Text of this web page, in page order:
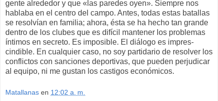
gente alrededor y que «las paredes oyen». Siempre nos
hablaba en el centro del campo. Antes, todas estas batallas
se resolvían en familia; ahora, ésta se ha hecho tan grande
dentro de los clubes que es difícil mantener los problemas
íntimos en secreto. Es imposible. El diálogo es impres-
cindible. En cualquier caso, no soy partidario de resolver los
conflictos con sanciones deportivas, que pueden perjudicar
al equipo, ni me gustan los castigos económicos.
Matallanas en 12:02 a. m.